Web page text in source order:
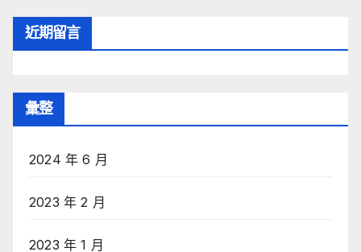
近期留言
彙整
2024 年 6 月
2023 年 2 月
2023 年 1 月